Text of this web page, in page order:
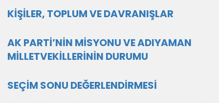
KİŞİLER, TOPLUM VE DAVRANIŞLAR
AK PARTİ’NİN MİSYONU VE ADIYAMAN
MİLLETVEKİLLERİNİN DURUMU
SEÇİM SONU DEĞERLENDİRMESİ